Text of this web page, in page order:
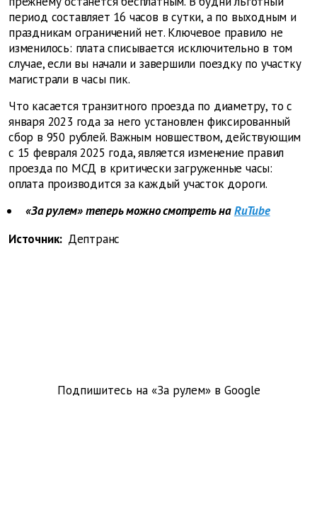
период составляет 16 часов в сутки, а по выходным и
праздникам ограничений нет. Ключевое правило не
изменилось: плата списывается исключительно в том
случае, если вы начали и завершили поездку по участку
магистрали в часы пик.
Что касается транзитного проезда по диаметру, то с
января 2023 года за него установлен фиксированный
сбор в 950 рублей. Важным новшеством, действующим
с 15 февраля 2025 года, является изменение правил
проезда по МСД в критически загруженные часы:
оплата производится за каждый участок дороги.
«За рулем» теперь можно смотреть наRuTube
Источник: Дептранс
Подпишитесь на «За рулем» в Google